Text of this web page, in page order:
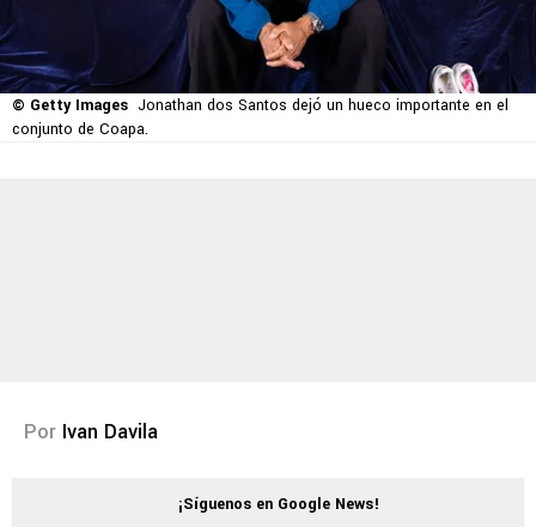
© Getty Images Jonathan dos Santos dejó un hueco importante en el
conjunto de Coapa.
Por Ivan Davila
¡Síguenos en Google News!